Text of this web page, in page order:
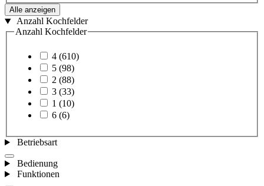
Alle anzeigen
Anzahl Kochfelder
Anzahl Kochfelder
4 (610)
5 (98)
2 (88)
3 (33)
1 (10)
6 (6)
Betriebsart
Bedienung
Funktionen